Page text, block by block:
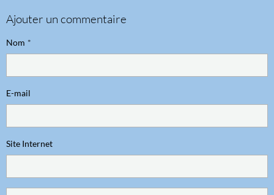
Ajouter un commentaire
Nom
E-mail
Site Internet